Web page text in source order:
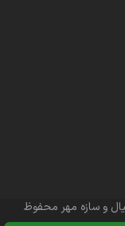
و سازه مهر محفوظ